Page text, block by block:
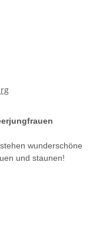
wunderschöne
und staunen!